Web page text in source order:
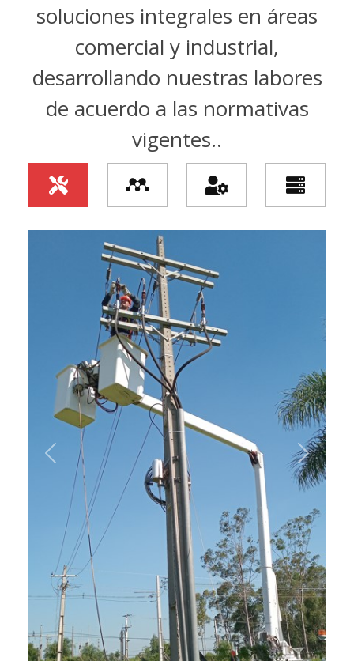
soluciones integrales en áreas
comercial y industrial,
desarrollando nuestras labores
de acuerdo a las normativas
vigentes..
Previous Next